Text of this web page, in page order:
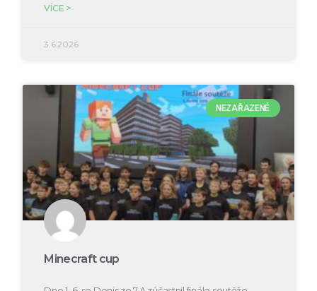
VÍCE >
3.6.2026
NEZAŘAZENÉ
Minecraft cup